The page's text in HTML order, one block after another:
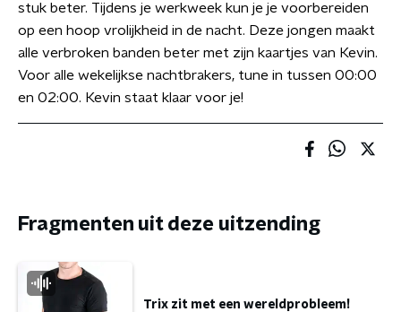
stuk beter. Tijdens je werkweek kun je je voorbereiden
op een hoop vrolijkheid in de nacht. Deze jongen maakt
alle verbroken banden beter met zijn kaartjes van Kevin.
Voor alle wekelijkse nachtbrakers, tune in tussen 00:00
en 02:00. Kevin staat klaar voor je!
Fragmenten uit deze uitzending
Trix zit met een wereldprobleem!